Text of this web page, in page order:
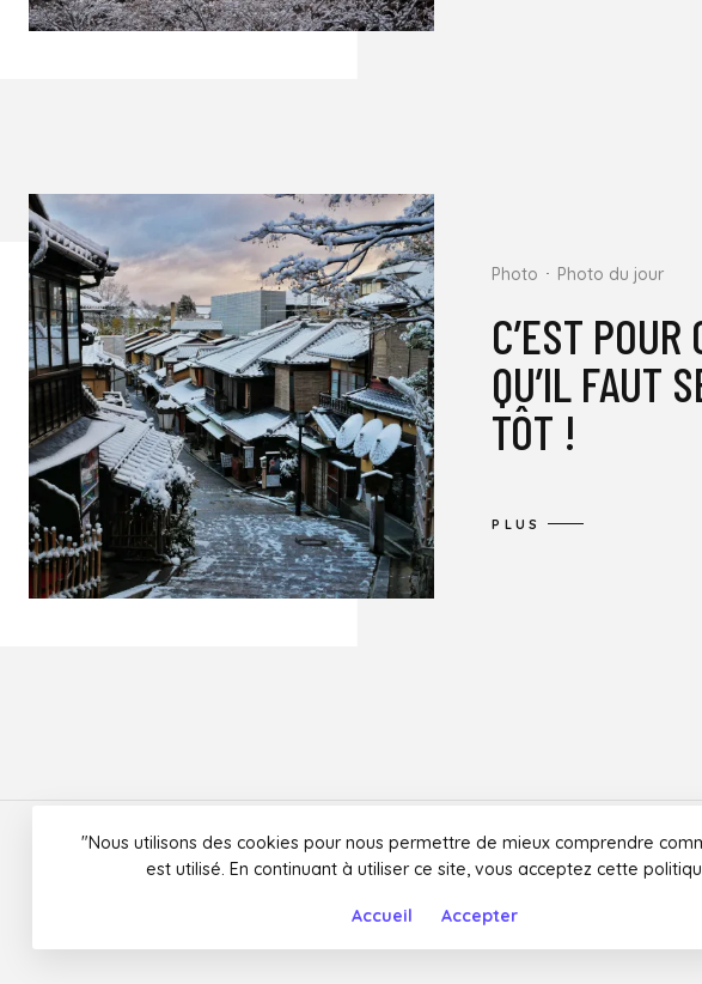
Photo Photo du jour
C’EST POUR
QU’IL FAUT
TÔT !
PLUS
Instagram Facebook Twitter Youtube
"Nous utilisons des cookies pour nous permettre de mieux comprendre
est utilisé. En continuant à utiliser ce site, vous acceptez cette
Accueil Accepter